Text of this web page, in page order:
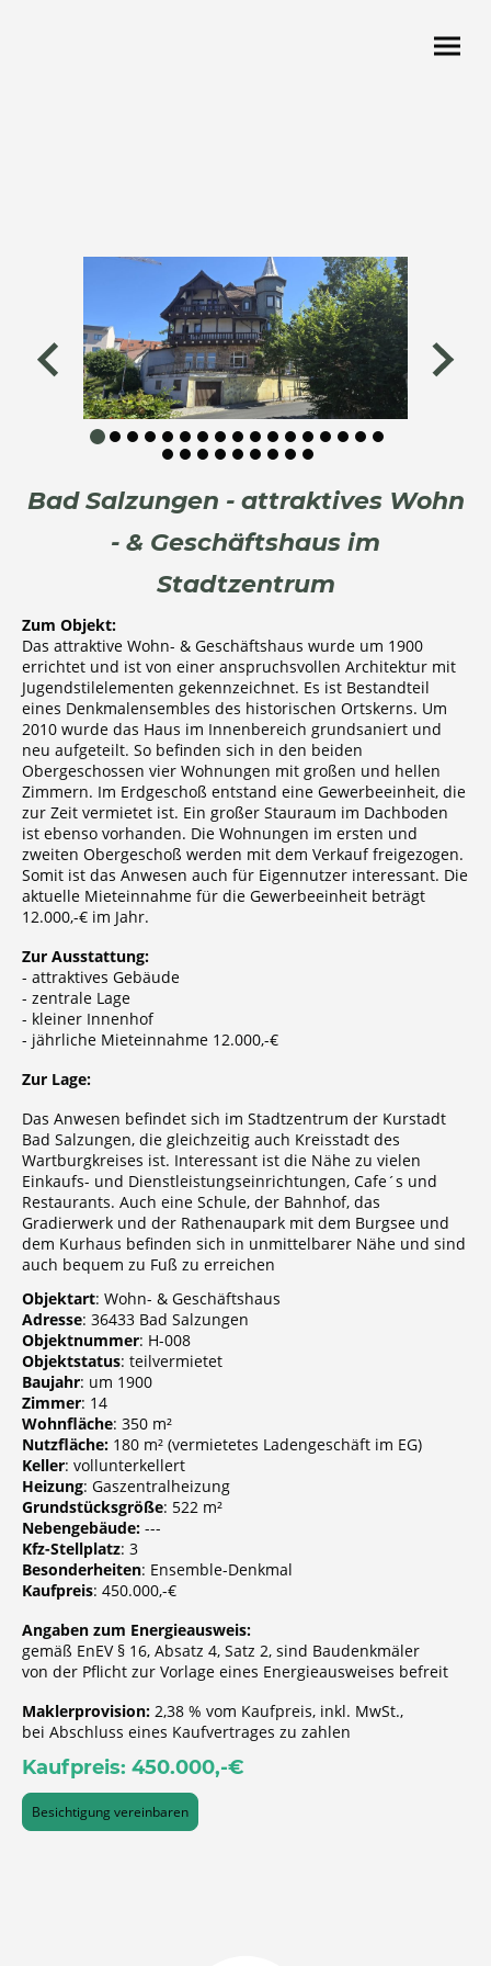
Bad Salzungen - attraktives Wohn
- & Geschäftshaus im
Stadtzentrum
Objektart: Wohn- & Geschäftshaus
Adresse: 36433 Bad Salzungen
Objektnummer: H-008
Objektstatus: teilvermietet
Baujahr: um 1900
Zimmer: 14
Wohnfläche: 350 m²
Nutzfläche: 180 m² (vermietetes Ladengeschäft im EG)
Keller: vollunterkellert
Heizung: Gaszentralheizung
Grundstücksgröße: 522 m²
Nebengebäude: ---
Kfz-Stellplatz: 3
Besonderheiten: Ensemble-Denkmal
Kaufpreis: 450.000,-€
Angaben zum Energieausweis:
gemäß EnEV § 16, Absatz 4, Satz 2, sind Baudenkmäler
von der Pflicht zur Vorlage eines Energieausweises befreit
Maklerprovision: 2,38 % vom Kaufpreis, inkl. MwSt.,
bei Abschluss eines Kaufvertrages zu zahlen
Zum Objekt:
Das attraktive Wohn- & Geschäftshaus wurde um 1900
errichtet und ist von einer anspruchsvollen Architektur mit
Jugendstilelementen gekennzeichnet. Es ist Bestandteil
eines Denkmalensembles des historischen Ortskerns. Um
2010 wurde das Haus im Innenbereich grundsaniert und
neu aufgeteilt. So befinden sich in den beiden
Obergeschossen vier Wohnungen mit großen und hellen
Zimmern. Im Erdgeschoß entstand eine Gewerbeeinheit, die
zur Zeit vermietet ist. Ein großer Stauraum im Dachboden
ist ebenso vorhanden. Die Wohnungen im ersten und
zweiten Obergeschoß werden mit dem Verkauf freigezogen.
Somit ist das Anwesen auch für Eigennutzer interessant. Die
aktuelle Mieteinnahme für die Gewerbeeinheit beträgt
12.000,-€ im Jahr.
Zur Ausstattung:
- attraktives Gebäude
- zentrale Lage
- kleiner Innenhof
- jährliche Mieteinnahme 12.000,-€
Zur Lage:
Das Anwesen befindet sich im Stadtzentrum der Kurstadt
Bad Salzungen, die gleichzeitig auch Kreisstadt des
Wartburgkreises ist. Interessant ist die Nähe zu vielen
Einkaufs- und Dienstleistungseinrichtungen, Cafe´s und
Restaurants. Auch eine Schule, der Bahnhof, das
Gradierwerk und der Rathenaupark mit dem Burgsee und
dem Kurhaus befinden sich in unmittelbarer Nähe und sind
auch bequem zu Fuß zu erreichen
Kaufpreis: 450.000,-€
Besichtigung vereinbaren